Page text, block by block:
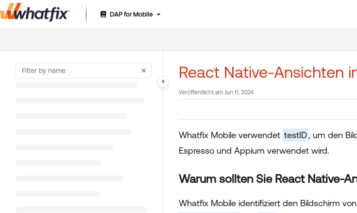
Documentation Index
DAP for Mobile
React Native-Ansichten
Veröffentlicht am Jun 11, 2024
Whatfix Mobile verwendet testID, um den
Espresso und Appium verwendet wird.
Warum sollten Sie React Native-
Whatfix Mobile identifiziert den Bildschirm